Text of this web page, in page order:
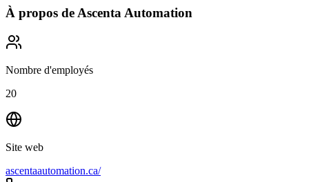
À propos de Ascenta Automation
Nombre d'employés
20
Site web
ascentaautomation.ca/